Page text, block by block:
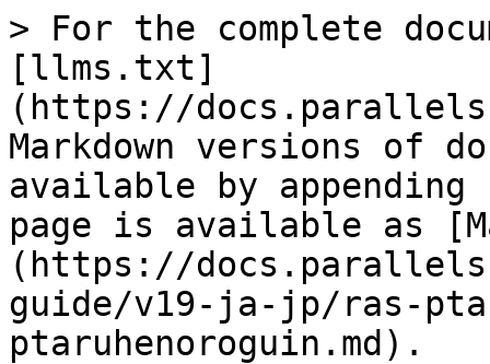
> For the complete
[llms.txt]
(https://
Markdown versions of
available by
page is available as
(https://
guide/v19-ja-jp/ras-
ptaruhenoroguin.md).